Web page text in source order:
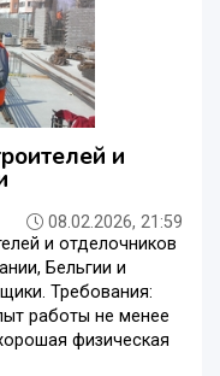
и
08.02.2026, 21:59
и отделочников
Бельгии и
Требования:
работы не менее
физическая